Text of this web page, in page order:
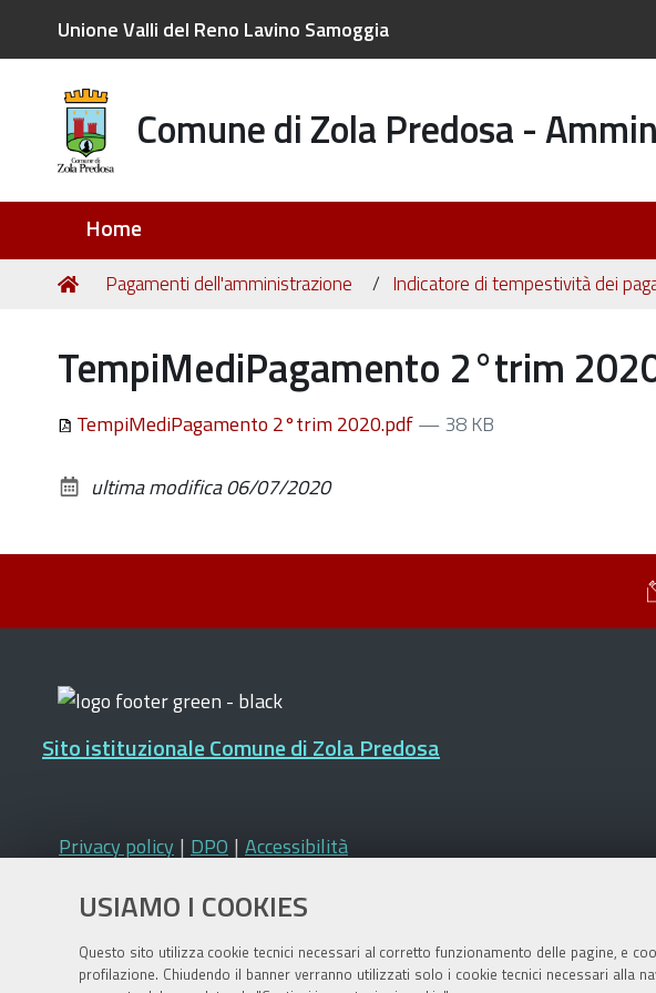
USIAMO I COOKIES
Questo sito utilizza cookie tecnici necessari al corretto funzionamento delle pagine, e
profilazione. Chiudendo il banner verranno utilizzati solo i cookie tecnici necessari alla
Unione Valli del Reno Lavino Samoggia
Comune di Zola Predosa -
Home
Tu
Home
Pagamenti dell'amministrazione Indicatore di tempestività dei
TempiMediPagamento 2°trim
TempiMediPagamento 2°trim 2020.pdf— 38 KB
ultima modifica06/07/2020
Sito istituzionale Comune di Zola Predosa
Privacy policy | DPO | Accessibilità